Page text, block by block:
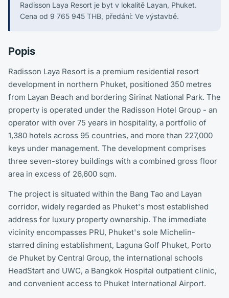
Radisson Laya Resort je byt v lokalitě Layan, Phuket.
Cena od 9 765 945 THB, předání: Ve výstavbě.
Popis
Radisson Laya Resort is a premium residential resort
development in northern Phuket, positioned 350 metres
from Layan Beach and bordering Sirinat National Park. The
property is operated under the Radisson Hotel Group - an
operator with over 75 years in hospitality, a portfolio of
1,380 hotels across 95 countries, and more than 227,000
keys under management. The development comprises
three seven-storey buildings with a combined gross floor
area in excess of 26,600 sqm.
The project is situated within the Bang Tao and Layan
corridor, widely regarded as Phuket's most established
address for luxury property ownership. The immediate
vicinity encompasses PRU, Phuket's sole Michelin-
starred dining establishment, Laguna Golf Phuket, Porto
de Phuket by Central Group, the international schools
HeadStart and UWC, a Bangkok Hospital outpatient clinic,
and convenient access to Phuket International Airport.